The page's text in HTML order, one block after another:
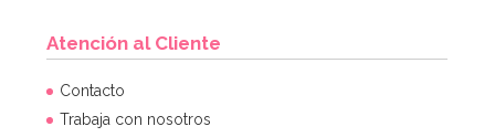
Atención al Cliente
Contacto
Trabaja con nosotros